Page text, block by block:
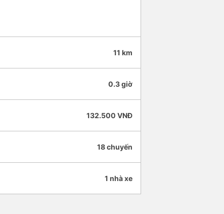
11 km
0.3 giờ
132.500 VNĐ
18 chuyến
1 nhà xe